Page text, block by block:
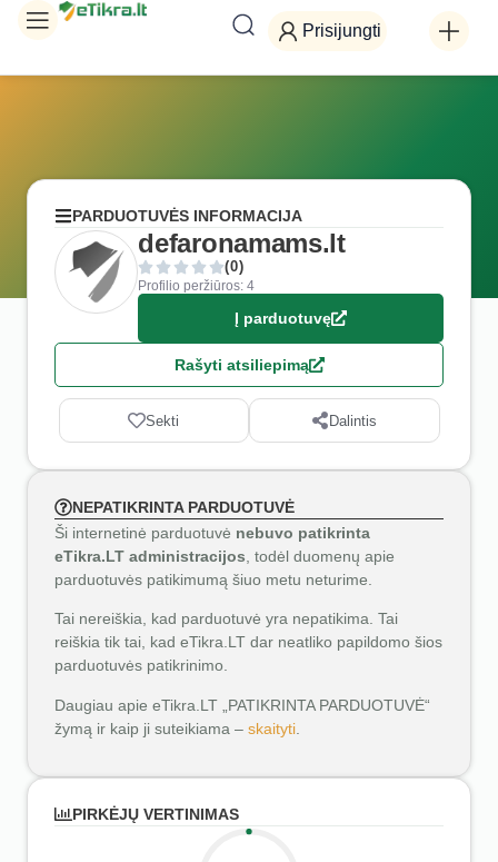
Prisijungti
PARDUOTUVĖS INFORMACIJA
defaronamams.lt
(0)
Profilio peržiūros: 4
Į parduotuvę
Rašyti atsiliepimą
Sekti Dalintis
NEPATIKRINTA PARDUOTUVĖ
Ši internetinė parduotuvė nebuvo patikrinta
eTikra.LT administracijos , todėl duomenų apie
parduotuvės patikimumą šiuo metu neturime.
Tai nereiškia, kad parduotuvė yra nepatikima. Tai
reiškia tik tai, kad eTikra.LT dar neatliko papildomo šios
parduotuvės patikrinimo.
Daugiau apie eTikra.LT „PATIKRINTA PARDUOTUVĖ“
žymą ir kaip ji suteikiama – skaityti
PIRKĖJŲ VERTINIMAS